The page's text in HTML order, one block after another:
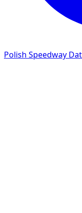
Polish Speedway